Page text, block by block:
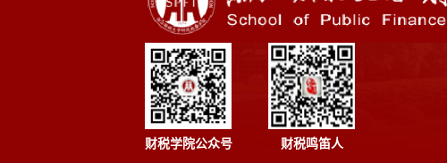
财税学院公众号 财税鸣笛人